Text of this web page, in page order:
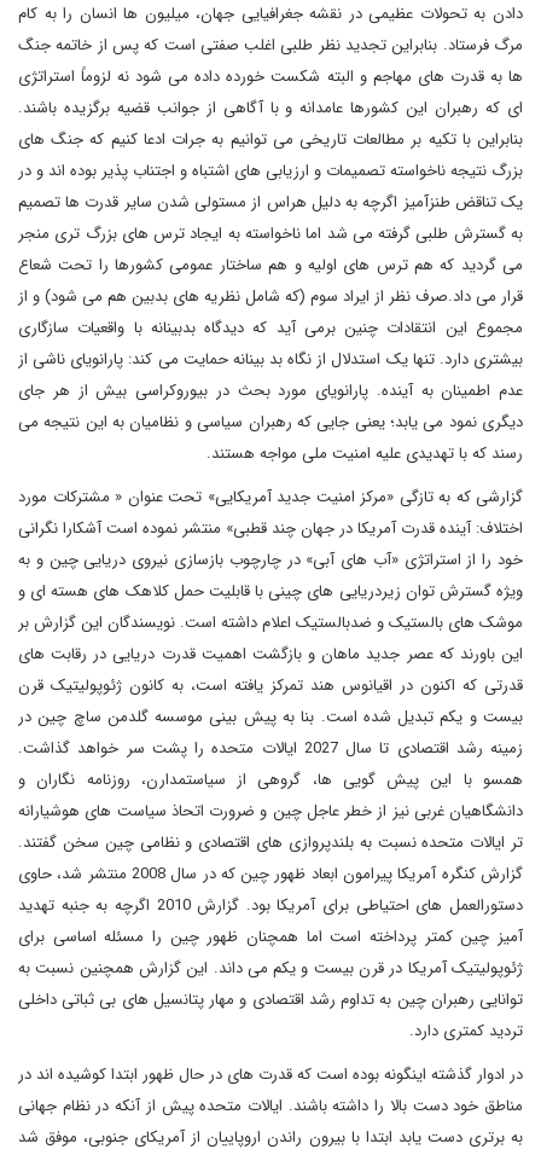
دادن به تحولات عظیمی در نقشه جغرافیایی جهان، میلیون ها انسان را به کام
مرگ فرستاد. بنابراین تجدید نظر طلبی اغلب صفتی است که پس از خاتمه جنگ
ها به قدرت های مهاجم و البته شکست خورده داده می شود نه لزوماً استراتژی
ای که رهبران این کشورها عامدانه و با آگاهی از جوانب قضیه برگزیده باشند.
بنابراین با تکیه بر مطالعات تاریخی می توانیم به جرات ادعا کنیم که جنگ های
بزرگ نتیجه ناخواسته تصمیمات و ارزیابی های اشتباه و اجتناب پذیر بوده اند و در
یک تناقض طنزآمیز اگرچه به دلیل هراس از مستولی شدن سایر قدرت ها تصمیم
به گسترش طلبی گرفته می شد اما ناخواسته به ایجاد ترس های بزرگ تری منجر
می گردید که هم ترس های اولیه و هم ساختار عمومی کشورها را تحت شعاع
قرار می داد.صرف نظر از ایراد سوم (که شامل نظریه های بدبین هم می شود) و از
مجموع این انتقادات چنین برمی آید که دیدگاه بدبینانه با واقعیات سازگاری
بیشتری دارد. تنها یک استدلال از نگاه بد بینانه حمایت می کند: پارانویای ناشی از
عدم اطمینان به آینده. پارانویای مورد بحث در بیوروکراسی بیش از هر جای
دیگری نمود می یابد؛ یعنی جایی که رهبران سیاسی و نظامیان به این نتیجه می
رسند که با تهدیدی علیه امنیت ملی مواجه هستند.
گزارشی که به تازگی «مرکز امنیت جدید آمریکایی» تحت عنوان « مشترکات مورد
اختلاف: آینده قدرت آمریکا در جهان چند قطبی» منتشر نموده است آشکارا نگرانی
خود را از استراتژی «آب های آبی» در چارچوب بازسازی نیروی دریایی چین و به
ویژه گسترش توان زیردریایی های چینی با قابلیت حمل کلاهک های هسته ای و
موشک های بالستیک و ضدبالستیک اعلام داشته است. نویسندگان این گزارش بر
این باورند که عصر جدید ماهان و بازگشت اهمیت قدرت دریایی در رقابت های
قدرتی که اکنون در اقیانوس هند تمرکز یافته است، به کانون ژئوپولیتیک قرن
بیست و یکم تبدیل شده است. بنا به پیش بینی موسسه گلدمن ساچ چین در
زمینه رشد اقتصادی تا سال 2027 ایالات متحده را پشت سر خواهد گذاشت.
همسو با این پیش گویی ها، گروهی از سیاستمدارن، روزنامه نگاران و
دانشگاهیان غربی نیز از خطر عاجل چین و ضرورت اتحاذ سیاست های هوشیارانه
تر ایالات متحده نسبت به بلندپروازی های اقتصادی و نظامی چین سخن گفتند.
گزارش کنگره آمریکا پیرامون ابعاد ظهور چین که در سال 2008 منتشر شد، حاوی
دستورالعمل های احتیاطی برای آمریکا بود. گزارش 2010 اگرچه به جنبه تهدید
آمیز چین کمتر پرداخته است اما همچنان ظهور چین را مسئله اساسی برای
ژئوپولیتیک آمریکا در قرن بیست و یکم می داند. این گزارش همچنین نسبت به
توانایی رهبران چین به تداوم رشد اقتصادی و مهار پتانسیل های بی ثباتی داخلی
تردید کمتری دارد.
در ادوار گذشته اینگونه بوده است که قدرت های در حال ظهور ابتدا کوشیده اند در
مناطق خود دست بالا را داشته باشند. ایالات متحده پیش از آنکه در نظام جهانی
به برتری دست یابد ابتدا با بیرون راندن اروپاییان از آمریکای جنوبی، موفق شد